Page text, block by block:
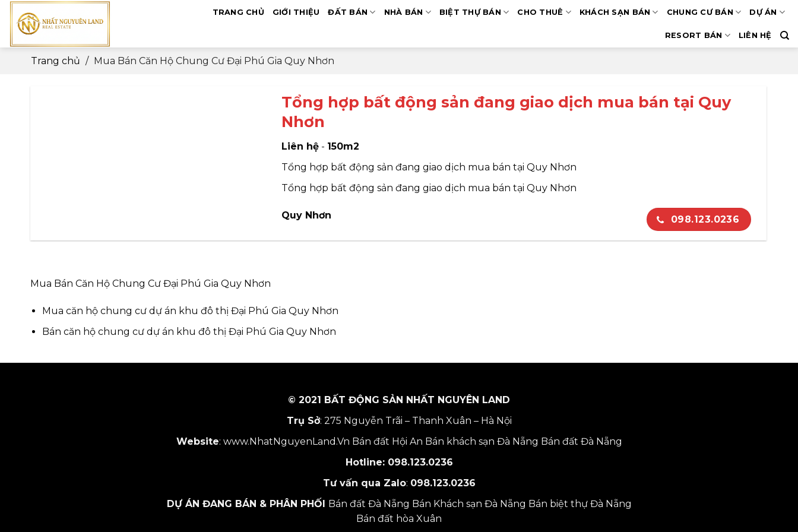
Skip
content
TRANG CHỦ GIỚI THIỆU ĐẤT BÁN NHÀ BÁN BIỆT THỰ BÁN CHO THUÊ KHÁCH SẠN BÁN CHUNG CƯ BÁN DỰ ÁN
RESORT BÁN LIÊN HỆ
Trang chủ / Mua Bán Căn Hộ Chung Cư Đại Phú Gia Quy Nhơn
Tổng hợp bất động sản đang giao dịch mua bán tại Quy
Nhơn
Liên hệ- 150m2
Tổng hợp bất động sản đang giao dịch mua bán tại Quy Nhơn
Tổng hợp bất động sản đang giao dịch mua bán tại Quy Nhơn
Quy Nhơn 098.123.0236
Mua Bán Căn Hộ Chung Cư Đại Phú Gia Quy Nhơn
Mua căn hộ chung cư dự án khu đô thị Đại Phú Gia Quy Nhơn
Bán căn hộ chung cư dự án khu đô thị Đại Phú Gia Quy Nhơn
© 2021 BẤT ĐỘNG SẢN NHẤT NGUYÊN LAND
Trụ Sở: 275 Nguyễn Trãi – Thanh Xuân – Hà Nội
Website: www.NhatNguyenLand.Vn Bán đất Hội An Bán khách sạn Đà Nẵng Bán đất Đà Nẵng
Hotline: 098.123.0236
Tư vấn qua Zalo: 098.123.0236
DỰ ÁN ĐANG BÁN & PHÂN PHỐI
Bán đất Đà Nẵng Bán Khách sạn Đà Nẵng Bán biệt thự Đà Nẵng
Bán đất hòa Xuân